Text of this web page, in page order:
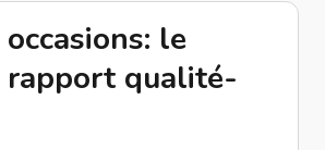
le
qualité-